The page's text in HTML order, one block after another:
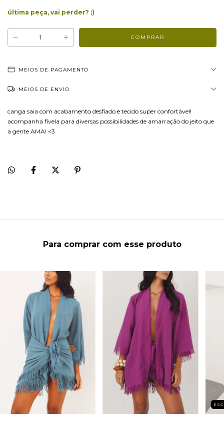
última peça, vai perder? ;)
MEIOS DE PAGAMENTO
MEIOS DE ENVIO
canga saia com acabamento desfiado e tecido super confortável!
acompanha fivela para diversas possibilidades de amarração do jeito que
a gente AMA! <3
Para comprar com esse produto